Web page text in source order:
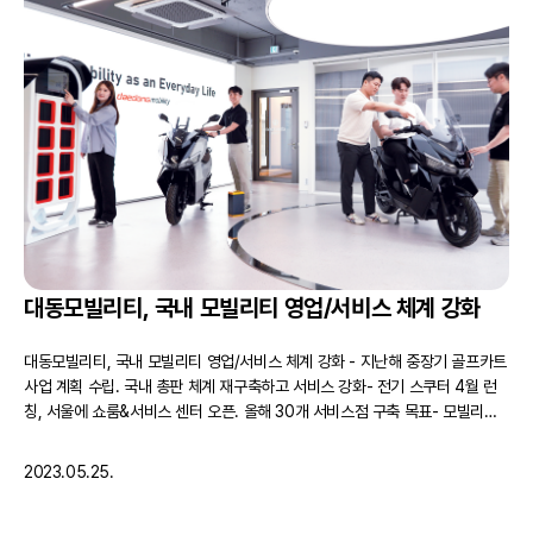
대동모빌리티, 국내 모빌리티 영업/서비스 체계 강화
대동모빌리티, 국내 모빌리티 영업/서비스 체계 강화 - 지난해 중장기 골프카트
사업 계획 수립. 국내 총판 체계 재구축하고 서비스 강화- 전기 스쿠터 4월 런
칭, 서울에 쇼룸&서비스 센터 오픈. 올해 30개 서비스점 구축 목표- 모빌리티
그룹 산하의 스마트 모빌리티 전문기업 대동모빌리티(대표이사 원유현)는 모빌
2023.05.25.